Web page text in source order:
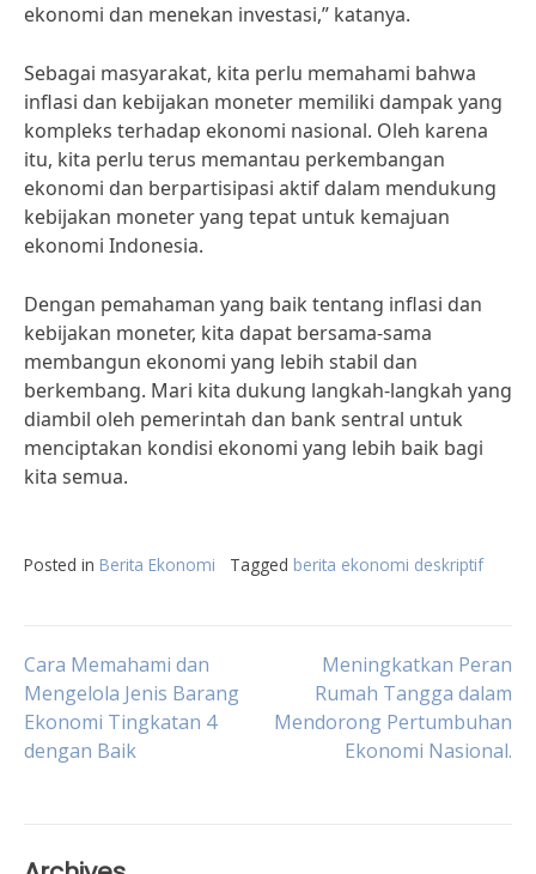
ekonomi dan menekan investasi,” katanya.
Sebagai masyarakat, kita perlu memahami bahwa
inflasi dan kebijakan moneter memiliki dampak yang
kompleks terhadap ekonomi nasional. Oleh karena
itu, kita perlu terus memantau perkembangan
ekonomi dan berpartisipasi aktif dalam mendukung
kebijakan moneter yang tepat untuk kemajuan
ekonomi Indonesia.
Dengan pemahaman yang baik tentang inflasi dan
kebijakan moneter, kita dapat bersama-sama
membangun ekonomi yang lebih stabil dan
berkembang. Mari kita dukung langkah-langkah yang
diambil oleh pemerintah dan bank sentral untuk
menciptakan kondisi ekonomi yang lebih baik bagi
kita semua.
Posted in Berita Ekonomi Tagged berita ekonomi deskriptif
Post
navigation
Cara Memahami dan
Mengelola Jenis Barang
Ekonomi Tingkatan 4
dengan Baik
Meningkatkan Peran
Rumah Tangga dalam
Mendorong Pertumbuhan
Ekonomi Nasional.